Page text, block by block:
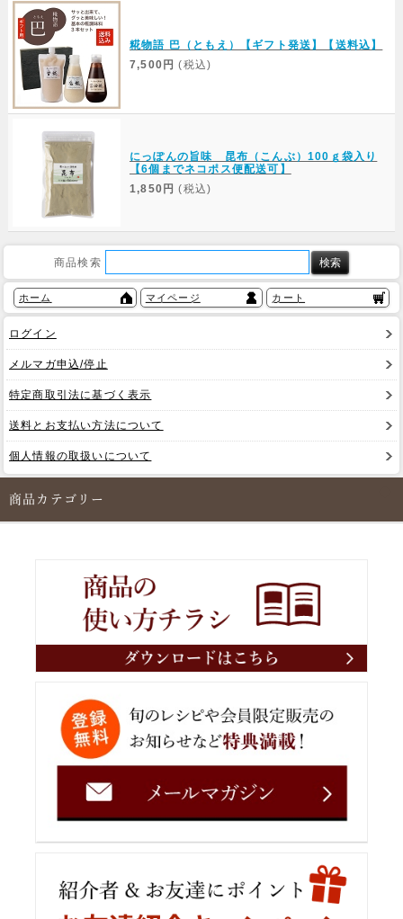
糀物語 巴（ともえ）【ギフト発送】【送料込】
7,500円 (税込)
にっぽんの旨味 昆布（こんぶ）100ｇ袋入り
【6個までネコポス便配送可】
1,850円 (税込)
商品検索
ホーム マイページ カート
ログイン
メルマガ申込/停止
特定商取引法に基づく表示
送料とお支払い方法について
個人情報の取扱いについて
商品カテゴリー